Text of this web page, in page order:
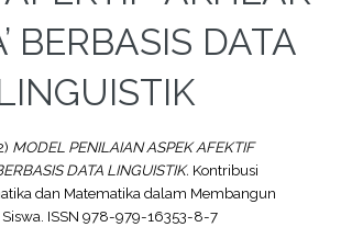
BERBASIS DATA
MODEL PENILAIAN ASPEK AFEKTIF
DATA LINGUISTIK. Kontribusi
dan Matematika dalam Membangun
ISSN 978-979-16353-8-7